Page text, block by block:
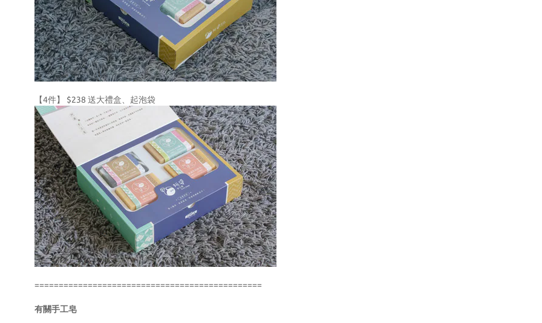
【4件】 $238 送大禮盒、起泡袋
===============================================
有關手工皂